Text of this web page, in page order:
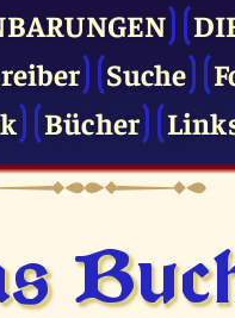
Suche
Bücher